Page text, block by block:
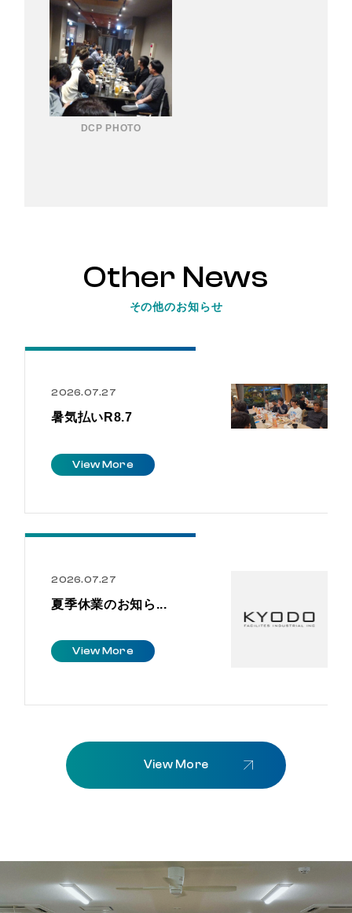
DCP PHOTO
Other News
その他のお知らせ
2026.07.27
暑気払いR8.7
ViewMore
2026.07.27
夏季休業のお知ら...
ViewMore
View More